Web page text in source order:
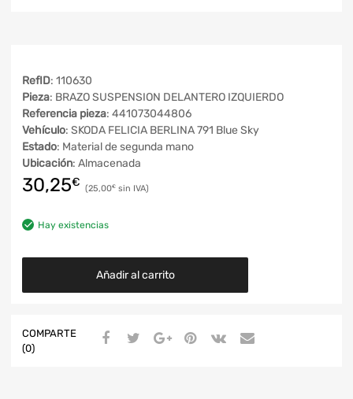
RefID: 110630
Pieza: BRAZO SUSPENSION DELANTERO IZQUIERDO
Referencia pieza: 441073044806
Vehículo: SKODA FELICIA BERLINA 791 Blue Sky
Estado: Material de segunda mano
Ubicación: Almacenada
30,25€ 25,00€
Hay existencias
Añadir al carrito
COMPARTE
(0)